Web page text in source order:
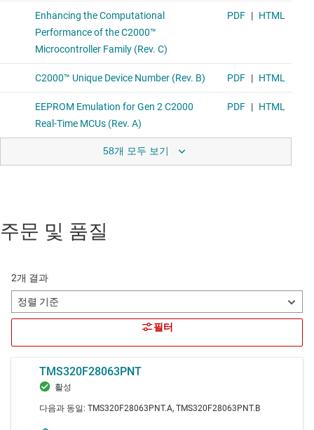
58개 모두 보기
주문 및 품질